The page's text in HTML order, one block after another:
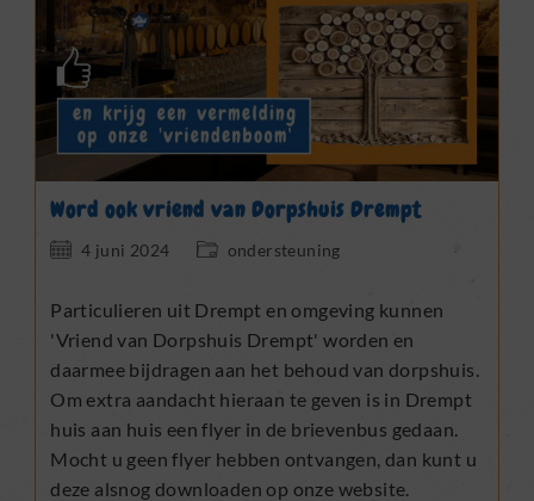
Word ook vriend van Dorpshuis Drempt
Bericht4 juni 2024 Berichtcategorie:
ondersteuning
Particulieren uit Drempt en omgeving kunnen
'Vriend van Dorpshuis Drempt' worden en
daarmee bijdragen aan het behoud van dorpshuis.
Om extra aandacht hieraan te geven is in Drempt
huis aan huis een flyer in de brievenbus gedaan.
Mocht u geen flyer hebben ontvangen, dan kunt u
deze alsnog downloaden op onze website.